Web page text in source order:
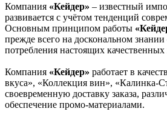
Компания «Кейдер» – известный
развивается с учётом тенденций
Основным принципом работы
прежде всего на доскональном
потребления настоящих
Компания «Кейдер» работает в
вкуса», «Коллекция вин», «Калинка-
своевременную доставку заказа,
обеспечение промо-материалами.